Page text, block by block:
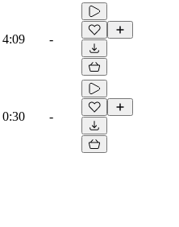
4:09 -
0:30 -